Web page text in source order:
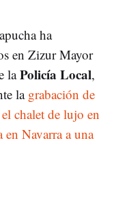
ha
en Zizur Mayor
laPolicía Local,
la grabación de
el chalet de lujo en
Navarra a una